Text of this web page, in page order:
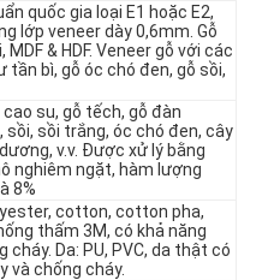
quốc gia loại E1 hoặc E2,
lớp veneer dày 0,6mm. Gỗ
& HDF. Veneer gỗ với các
tần bì, gỗ óc chó đen, gỗ sồi,
cao su, gỗ tếch, gỗ đàn
sồi, sồi trắng, óc chó đen, cây
v.v. Được xử lý bằng
nghiêm ngặt, hàm lượng
8%
cotton, cotton pha,
thấm 3M, có khả năng
cháy. Da: PU, PVC, da thật có
và chống cháy.